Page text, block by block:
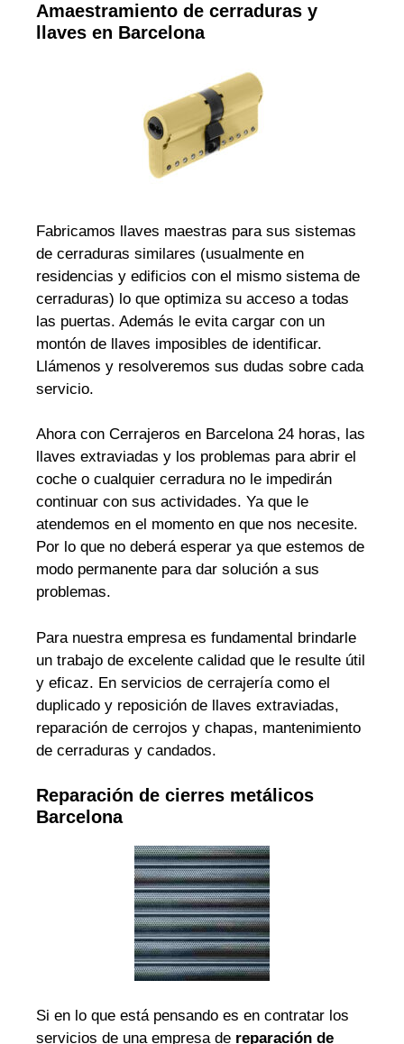
Amaestramiento de cerraduras y
llaves en Barcelona
Fabricamos llaves maestras para sus sistemas
de cerraduras similares (usualmente en
residencias y edificios con el mismo sistema de
cerraduras) lo que optimiza su acceso a todas
las puertas. Además le evita cargar con un
montón de llaves imposibles de identificar.
Llámenos y resolveremos sus dudas sobre cada
servicio.
Ahora con Cerrajeros en Barcelona 24 horas, las
llaves extraviadas y los problemas para abrir el
coche o cualquier cerradura no le impedirán
continuar con sus actividades. Ya que le
atendemos en el momento en que nos necesite.
Por lo que no deberá esperar ya que estemos de
modo permanente para dar solución a sus
problemas.
Para nuestra empresa es fundamental brindarle
un trabajo de excelente calidad que le resulte útil
y eficaz. En servicios de cerrajería como el
duplicado y reposición de llaves extraviadas,
reparación de cerrojos y chapas, mantenimiento
de cerraduras y candados.
Reparación de cierres metálicos
Barcelona
Si en lo que está pensando es en contratar los
servicios de una empresa de reparación de